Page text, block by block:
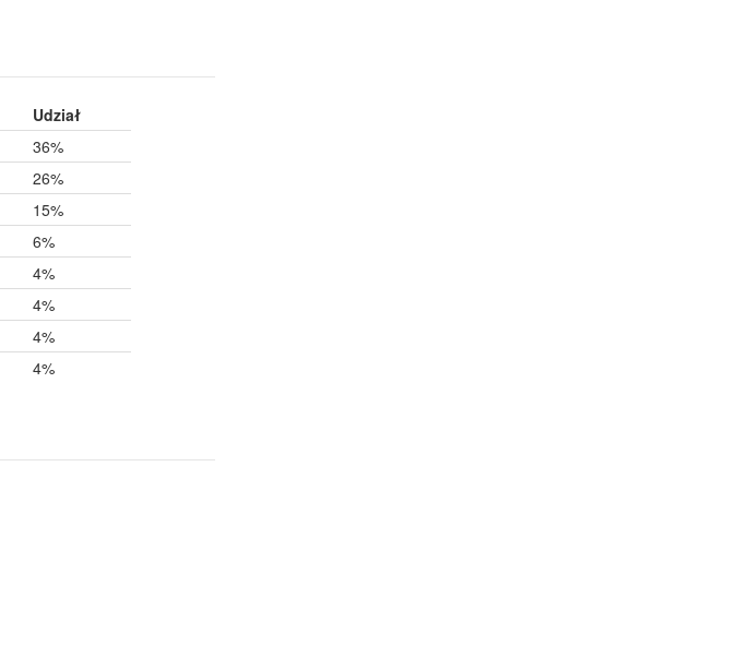
Udział
36%
26%
15%
6%
4%
4%
4%
4%